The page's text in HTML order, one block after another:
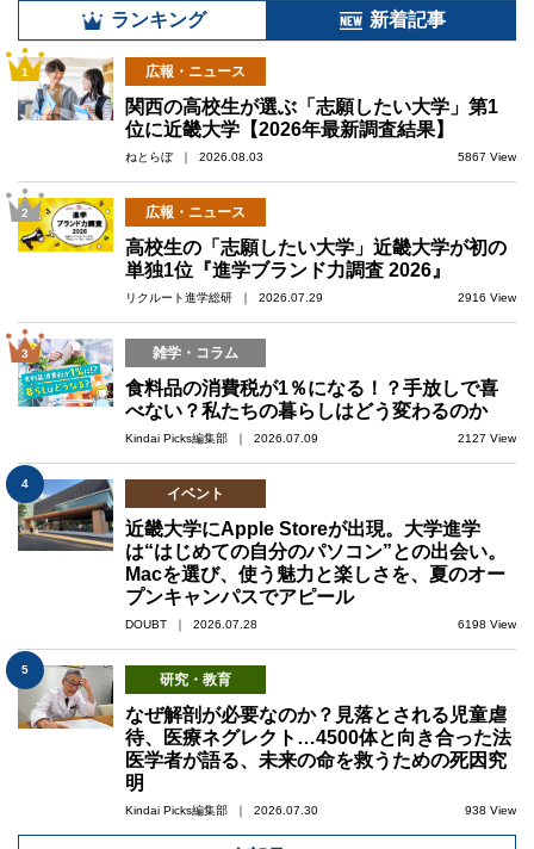
ランキング 新着記事
1 広報・ニュース
関西の高校生が選ぶ「志願したい大学」第1
位に近畿大学【2026年最新調査結果】
ねとらぼ ｜ 2026.08.03 5867 View
2 広報・ニュース
高校生の「志願したい大学」近畿大学が初の
単独1位『進学ブランド力調査 2026』
リクルート進学総研 ｜ 2026.07.29 2916 View
3 雑学・コラム
食料品の消費税が1％になる！？手放しで喜
べない？私たちの暮らしはどう変わるのか
Kindai Picks編集部 ｜ 2026.07.09 2127 View
4
イベント
近畿大学にApple Storeが出現。大学進学
は“はじめての自分のパソコン”との出会い。
Macを選び、使う魅力と楽しさを、夏のオー
プンキャンパスでアピール
DOUBT ｜ 2026.07.28 6198 View
5
研究・教育
なぜ解剖が必要なのか？見落とされる児童虐
待、医療ネグレクト…4500体と向き合った法
医学者が語る、未来の命を救うための死因究
明
Kindai Picks編集部 ｜ 2026.07.30 938 View